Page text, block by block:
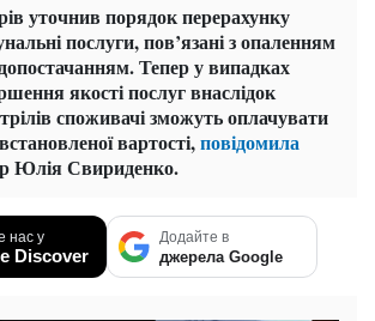
уточнив порядок перерахунку
послуги, пов’язані з опаленням
Тепер у випадках
якості послуг внаслідок
споживачі зможуть оплачувати
вартості,повідомила
Юлія Свириденко.
нас у
Discover
Додайте в
джерела Google